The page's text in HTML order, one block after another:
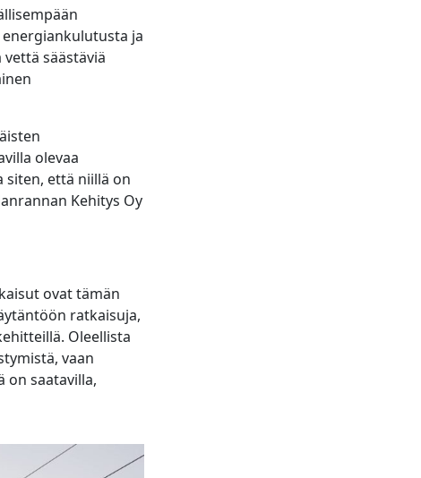
ja
säästäviä
olevaa
siten, että niillä on
Kehitys Oy
ovat tämän
ratkaisuja,
Oleellista
vaan
on saatavilla,